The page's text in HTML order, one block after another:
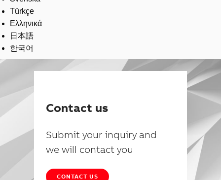
Türkçe
Ελληνικά
日本語
한국어
Contact us
Submit your inquiry and
we will contact you
CONTACT US